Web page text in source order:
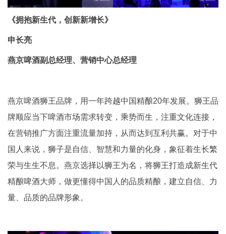
《拥抱新生代，创新新增长》
申长亮
燕京啤酒副总经理、营销中心总经理
燕京啤酒狮王品牌，用一年跨越中国精酿20年发展。狮王品
牌顺应当下啤酒市场需求转变，乘势而生，注重文化连接，
在营销推广方面注重流量加持，从而达到互利共赢。对于中
国人来说，狮子是自信、智慧和力量的化身，象征着生长繁
荣与生生不息。燕京选择以狮王为名，将狮王打造成新生代
精酿啤酒大师，做更懂得中国人的品质精酿，建立自信、力
量、品质的品牌形象。